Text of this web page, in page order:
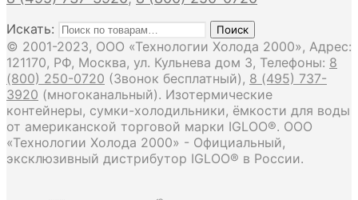
Искать: Поиск
© 2001-2023, ООО «Технологии Холода 2000», Адрес:
121170, РФ, Москва, ул. Кульнева дом 3, Телефоны: 8
(800) 250-0720 (Звонок бесплатный), 8 (495) 737-
3920 (многоканальный). Изотермические
контейнеры, сумки-холодильники, ёмкости для воды
от американской торговой марки IGLOO®. ООО
«Технологии Холода 2000» - Официальный,
эксклюзивный дистрибутор IGLOO® в России.